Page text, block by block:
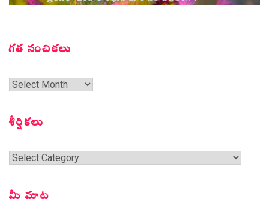
గత సంచికలు
గత
శీర్షికలు
శీర్షికలు
మీ మాట